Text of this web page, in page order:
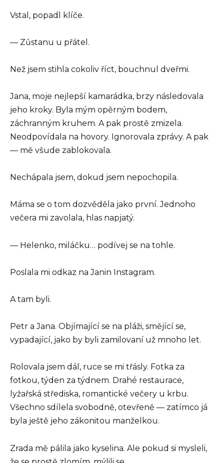
Vstal, popadl klíče.
— Zůstanu u přátel.
Než jsem stihla cokoliv říct, bouchnul dveřmi.
Jana, moje nejlepší kamarádka, brzy následovala
jeho kroky. Byla mým opěrným bodem,
záchranným kruhem. A pak prostě zmizela.
Neodpovídala na hovory. Ignorovala zprávy. A pak
— mě všude zablokovala.
Nechápala jsem, dokud jsem nepochopila.
Máma se o tom dozvěděla jako první. Jednoho
večera mi zavolala, hlas napjatý.
— Helenko, miláčku… podívej se na tohle.
Poslala mi odkaz na Janin Instagram.
A tam byli.
Petr a Jana. Objímající se na pláži, smějící se,
vypadající, jako by byli zamilovaní už mnoho let.
Rolovala jsem dál, ruce se mi třásly. Fotka za
fotkou, týden za týdnem. Drahé restaurace,
lyžařská střediska, romantické večery u krbu.
Všechno sdílela svobodně, otevřeně — zatímco já
byla ještě jeho zákonitou manželkou.
Zrada mě pálila jako kyselina. Ale pokud si mysleli,